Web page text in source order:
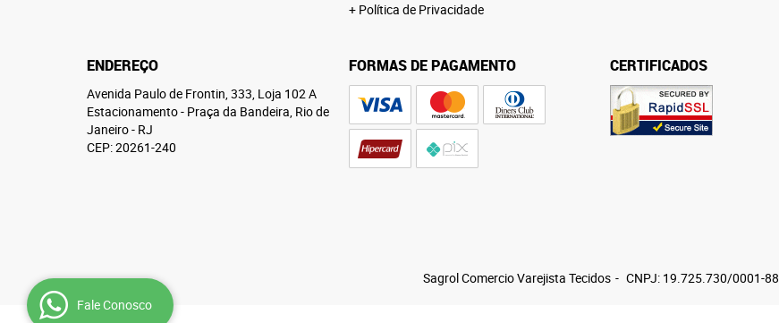
Política de Privacidade
ENDEREÇO
Avenida Paulo de Frontin, 333, Loja 102 A
Estacionamento- Praça da Bandeira, Rio de
Janeiro- RJ
CEP: 20261-240
FORMAS DE PAGAMENTO CERTIFICADOS
Sagrol Comercio Varejista Tecidos
CNPJ: 19.725.730/0001-88
Fale Conosco